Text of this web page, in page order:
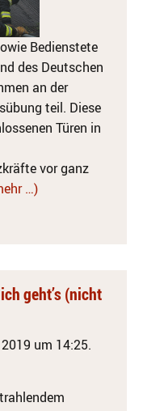
Bedienstete
des Deutschen
an der
teil. Diese
Türen in
vor ganz
…)
geht’s (nicht
um 14:25.